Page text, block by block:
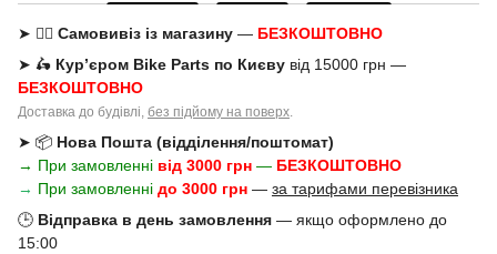
➤ 🚶‍♂️ Самовивіз із магазину — БЕЗКОШТОВНО
➤ 🛵 Кур’єром Bike Parts по Києву від 15000 грн —
БЕЗКОШТОВНО
Доставка до будівлі, без підйому на поверх.
➤ 📦 Нова Пошта (відділення/поштомат)
→ При замовленні від 3000 грн — БЕЗКОШТОВНО
→ При замовленні до 3000 грн — за тарифами перевізника
🕒 Відправка в день замовлення — якщо оформлено до
15:00